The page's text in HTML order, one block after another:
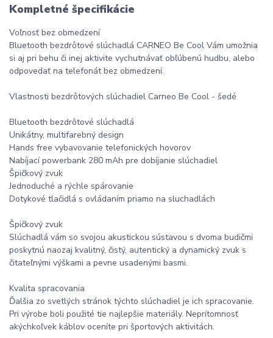
Kompletné špecifikácie
Voľnosť bez obmedzení
Bluetooth bezdrôtové slúchadlá CARNEO Be Cool Vám umožnia
si aj pri behu či inej aktivite vychutnávať obľúbenú hudbu, alebo
odpovedať na telefonát bez obmedzení.
Vlastnosti bezdrôtových slúchadiel Carneo Be Cool - šedé
Bluetooth bezdrôtové slúchadlá
Unikátny, multifarebný design
Hands free vybavovanie telefonických hovorov
Nabíjací powerbank 280 mAh pre dobíjanie slúchadiel
Špičkový zvuk
Jednoduché a rýchle spárovanie
Dotykové tlačidlá s ovládaním priamo na sluchadlách
Špičkový zvuk
Slúchadlá vám so svojou akustickou sústavou s dvoma budičmi
poskytnú naozaj kvalitný, čistý, autentický a dynamický zvuk s
čitateľnými výškami a pevne usadenými basmi.
Kvalita spracovania
Ďalšia zo svetlých stránok týchto slúchadiel je ich spracovanie.
Pri výrobe boli použité tie najlepšie materiály. Neprítomnosť
akýchkoľvek káblov oceníte pri športových aktivitách.